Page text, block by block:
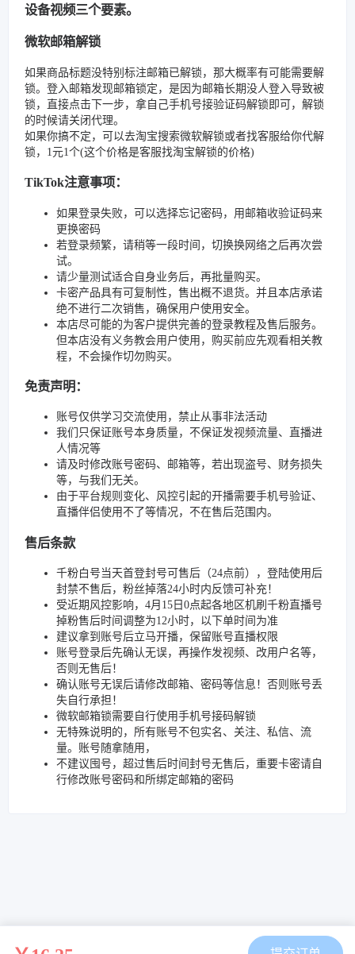
设备视频三个要素。
微软邮箱解锁
如果商品标题没特别标注邮箱已解锁，那大概率有可能需要解
锁。登入邮箱发现邮箱锁定，是因为邮箱长期没人登入导致被
锁，直接点击下一步，拿自己手机号接验证码解锁即可，解锁
的时候请关闭代理。
如果你搞不定，可以去淘宝搜索微软解锁或者找客服给你代解
锁，1元1个(这个价格是客服找淘宝解锁的价格)
TikTok注意事项：
如果登录失败，可以选择忘记密码，用邮箱收验证码来
更换密码
若登录频繁，请稍等一段时间，切换换网络之后再次尝
试。
请少量测试适合自身业务后，再批量购买。
卡密产品具有可复制性，售出概不退货。并且本店承诺
绝不进行二次销售，确保用户使用安全。
本店尽可能的为客户提供完善的登录教程及售后服务。
但本店没有义务教会用户使用，购买前应先观看相关教
程，不会操作切勿购买。
免责声明：
账号仅供学习交流使用，禁止从事非法活动
我们只保证账号本身质量，不保证发视频流量、直播进
人情况等
请及时修改账号密码、邮箱等，若出现盗号、财务损失
等，与我们无关。
由于平台规则变化、风控引起的开播需要手机号验证、
直播伴侣使用不了等情况，不在售后范围内。
售后条款
千粉白号当天首登封号可售后（24点前），登陆使用后
封禁不售后，粉丝掉落24小时内反馈可补充！
受近期风控影响，4月15日0点起各地区机刷千粉直播号
掉粉售后时间调整为12小时，以下单时间为准
建议拿到账号后立马开播，保留账号直播权限
账号登录后先确认无误，再操作发视频、改用户名等，
否则无售后！
确认账号无误后请修改邮箱、密码等信息！否则账号丢
失自行承担！
微软邮箱锁需要自行使用手机号接码解锁
无特殊说明的，所有账号不包实名、关注、私信、流
量。账号随拿随用，
不建议囤号，超过售后时间封号无售后，重要卡密请自
行修改账号密码和所绑定邮箱的密码